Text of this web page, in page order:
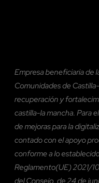
Empresa beneficiaria de
Comunidades de
recuperación y
castilla-la mancha. Para
de mejoras para la
contado con elapoyo
conforme a lo
Reglamento(UE) 2021/
del Consejo, de 24 de